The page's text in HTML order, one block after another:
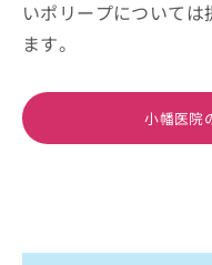
いポリープについて
ます。
小幡医院